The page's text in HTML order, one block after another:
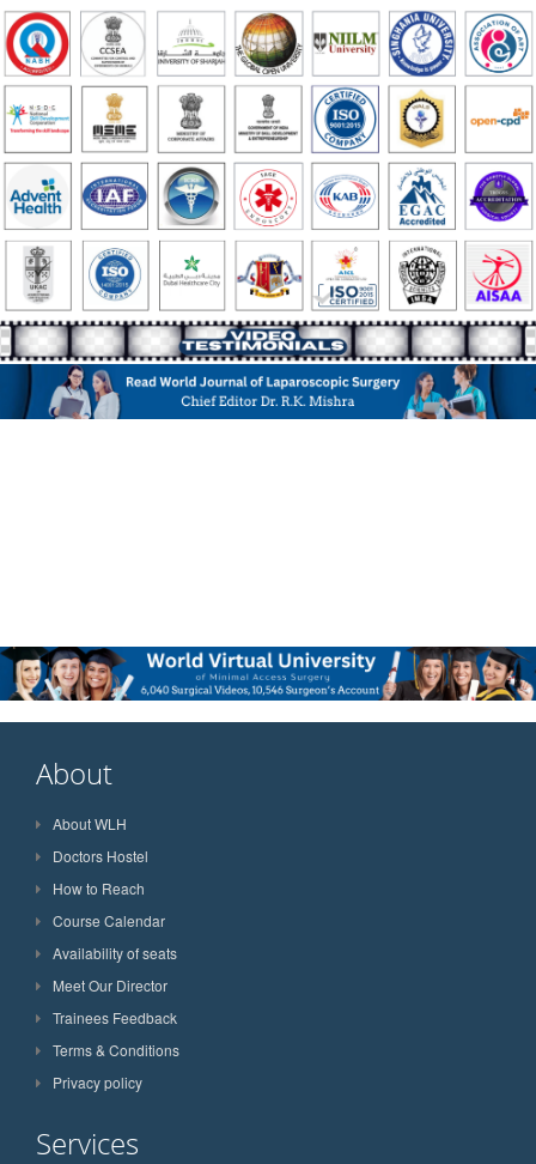
About
About WLH
Doctors Hostel
How to Reach
Course Calendar
Availability of seats
Meet Our Director
Trainees Feedback
Terms & Conditions
Privacy policy
Services